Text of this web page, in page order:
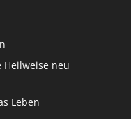
Heilweise neu
Leben